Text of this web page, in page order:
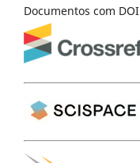
Documentos com DOI